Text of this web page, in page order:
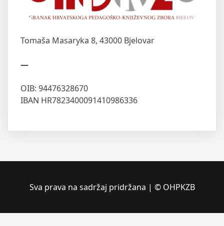
Tomaša Masaryka 8, 43000 Bjelovar
—
OIB: 94476328670
IBAN HR7823400091410986336
Sva prava na sadržaj pridržana | © OHPKZB